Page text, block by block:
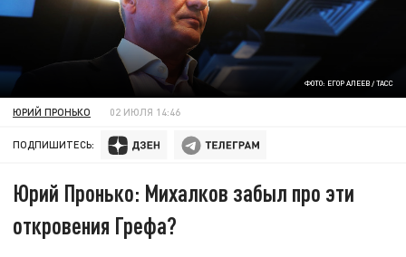
ФОТО: ЕГОР АЛЕЕВ / ТАСС
ЮРИЙ ПРОНЬКО 02 ИЮЛЯ 14:46
ПОДПИШИТЕСЬ:
Юрий Пронько: Михалков забыл про эти
откровения Грефа?